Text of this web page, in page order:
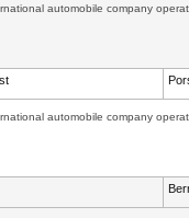
automobile company
automobile company